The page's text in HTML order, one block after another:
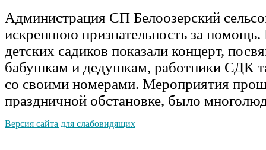
Администрация СП Белоозерский
искреннюю признательность за
детских садиков показали концерт,
бабушкам и дедушкам, работники СДК
со своими номерами. Мероприятия
праздничной обстановке, было
Версия сайта для слабовидящих